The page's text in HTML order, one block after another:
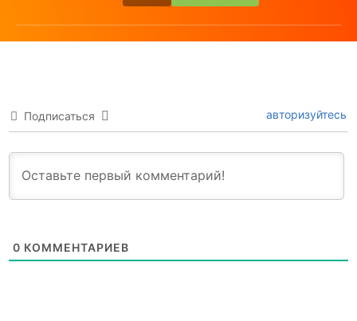
Подписаться авторизуйтесь
0 КОММЕНТАРИЕВ